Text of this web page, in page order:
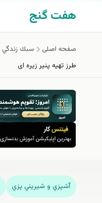
رفتن به محتوای اصلی
هفت گنج
صفحه اصلی سبك زندگي
طرز تهیه پنیر زیره ای
آشپزي و شيريني پزي